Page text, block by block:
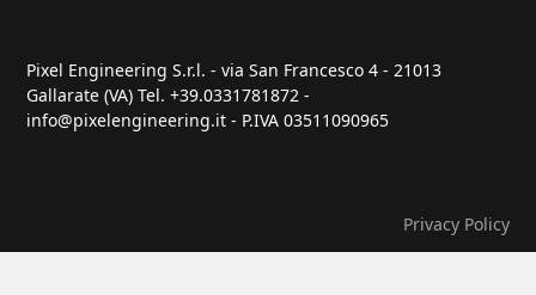
Pixel Engineering S.r.l. - via San Francesco 4 - 21013
Gallarate (VA) Tel. +39.0331781872 -
info@pixelengineering.it - P.IVA 03511090965
Privacy Policy